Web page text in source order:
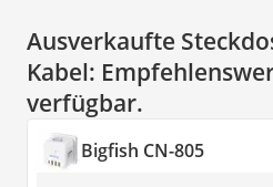
Ausverkaufte
Kabel:
verfügbar.
Bigfish CN-805